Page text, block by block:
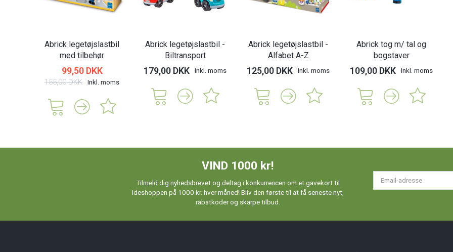
Abrick legetøjslastbil
med tilbehør
99,50 DKK
155,00 DKK Inkl. moms
Abrick legetøjslastbil -
Biltransport
179,00 DKK Inkl. moms
Abrick legetøjslastbil -
Alfabet A-Z
125,00 DKK Inkl. moms
Abrick tog m/ tal og
bogstaver
109,00 DKK Inkl. moms
VIND 1000 kr!
Tilmeld dig nyhedsbrevet og deltag i konkurrencen om et gavekort til
Ideshoppen på 1000 kr. hver måned! Bliv den første til at få seneste nyt,
rabatkoder og skarpe tilbud.